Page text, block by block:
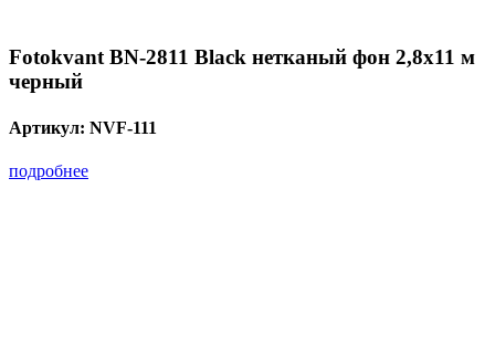
Fotokvant BN-2811 Black нетканый фон 2,8х11 м
черный
Артикул: NVF-111
подробнее